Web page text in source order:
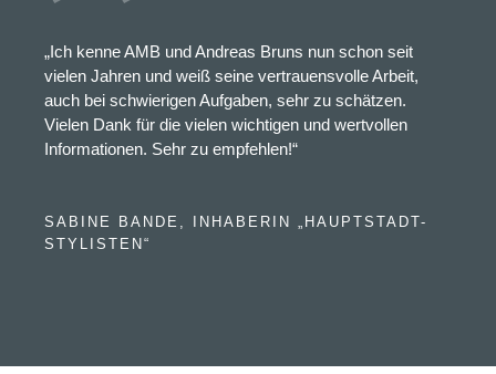
„Ich kenne AMB und Andreas Bruns nun schon seit
vielen Jahren und weiß seine vertrauensvolle Arbeit,
auch bei schwierigen Aufgaben, sehr zu schätzen.
Vielen Dank für die vielen wichtigen und wertvollen
Informationen. Sehr zu empfehlen!“
SABINE BANDE, INHABERIN „HAUPTSTADT-
STYLISTEN“